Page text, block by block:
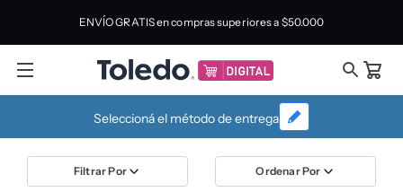
ENVÍO GRATIS en compras superiores a $50.000
Seleccioná el método de entrega
Ordenar Por